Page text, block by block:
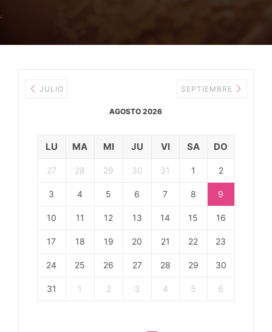
JULIO
AGOSTO 2026
SEPTIEMBRE
LU MA MI JU VI SA DO
27 28 29 30 31 1 2
3 4 5 6 7 8 9
10 11 12 13 14 15 16
17 18 19 20 21 22 23
24 25 26 27 28 29 30
31 1 2 3 4 5 6